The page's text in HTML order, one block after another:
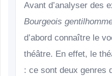
Avant d’analyser des
Bourgeois
d’abord connaître le
théâtre. En effet, le
: ce sont deux genres